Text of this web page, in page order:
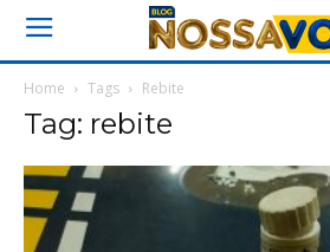
Home Tags Rebite
Tag: rebite